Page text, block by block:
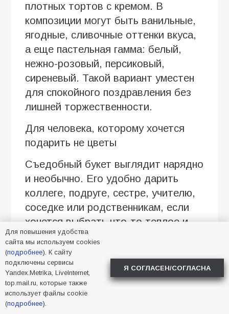
плотных тортов с кремом. В
композиции могут быть ванильные,
ягодные, сливочные оттенки вкуса,
а еще пастельная гамма: белый,
нежно-розовый, персиковый,
сиреневый. Такой вариант уместен
для спокойного поздравления без
лишней торжественности.
Для человека, которому хочется
подарить не цветы
Съедобный букет выглядит нарядно
и необычно. Его удобно дарить
коллеге, подруге, сестре, учителю,
соседке или родственникам, если
хочется выбрать что-то теплое и
понятное. Особенно хорошо
смотрятся композиции в крафтовой
бумаге, коробке с плотной крышкой
или с матовой лентой.
Для небольшого домашнего
Для повышения удобства
сайта мы используем cookies
(подробнее). К сайту
подключены сервисы
Yandex.Metrika, LiveInternet,
top.mail.ru, которые также
использует файлы cookie
(подробнее).
Я СОГЛАСЕН/СОГЛАСНА